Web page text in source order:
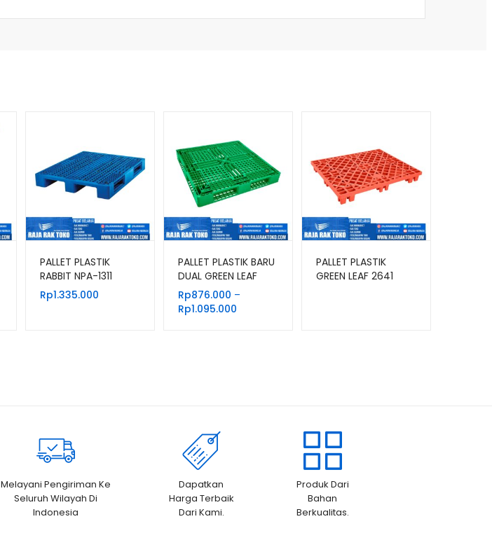
PALLET PLASTIK
RABBIT NPA-1311
UKURAN 130x110x16
CM, JUAL HARGA
Rp1.335.000
PALLET PLASTIK BARU
DUAL GREEN LEAF
2665 UKURAN
120x120x15 CM
Rp876.000 –
Rp1.095.000
PALLET PLASTIK
GREEN LEAF 2641
Melayani Pengiriman Ke
Seluruh Wilayah Di
Indonesia
Dapatkan
Harga Terbaik
Dari Kami.
Produk Dari
Bahan
Berkualitas.